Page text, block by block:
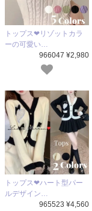
トップス❤リゾットカラ
ーの可愛い…
966047 ¥2,980
トップス❤ハート型パー
ルデザイン…
965523 ¥4,560